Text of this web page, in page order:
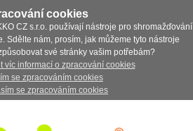
cookies
CZ s.r.o. používají nástroje pro shromažďování
Sdělte nám, prosím, jak můžeme tyto nástroje
své stránky vašim potřebám?
víc informací o zpracování cookies
se zpracováním cookies
se zpracováním cookies